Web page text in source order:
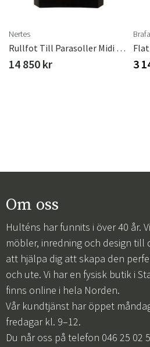
Nertes
Rullfot Till Parasoller Midi Plus 100 Kg
14 850 kr 3
Om oss
Hulténs har funnits i över 40 år.
möbler, inredning och design till
att hjälpa dig att skapa den
och ute. Vi har en fysisk butik i
finns online i hela Norden.
Vår kundtjänst har öppet
fredagar kl. 9–12.
Du når oss på telefon 046 25 02